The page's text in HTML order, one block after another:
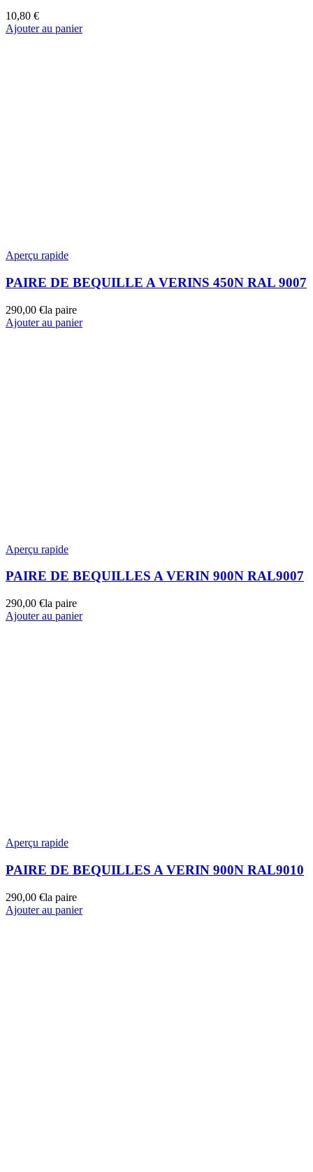
10,80 €
Ajouter au panier
Aperçu rapide
PAIRE DE BEQUILLE A VERINS 450N RAL 9007
290,00 €la paire
Ajouter au panier
Aperçu rapide
PAIRE DE BEQUILLES A VERIN 900N RAL9007
290,00 €la paire
Ajouter au panier
Aperçu rapide
PAIRE DE BEQUILLES A VERIN 900N RAL9010
290,00 €la paire
Ajouter au panier